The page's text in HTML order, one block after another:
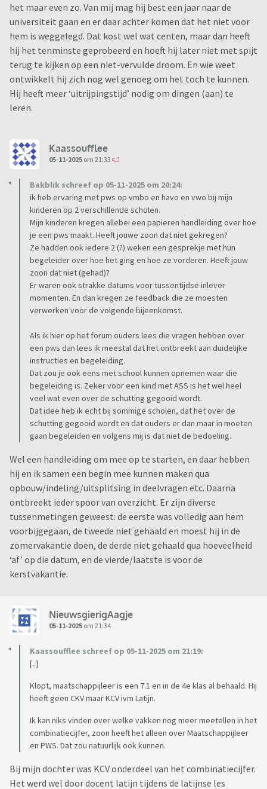
het maar even zo. Van mij mag hij best een jaar naar de
universiteit gaan en er daar achter komen dat het niet voor
hem is weggelegd. Dat kost wel wat centen, maar dan heeft
hij het tenminste geprobeerd en hoeft hij later niet met spijt
terug te kijken op een niet-vervulde droom. En wie weet
ontwikkelt hij zich nog wel genoeg om het toch te kunnen.
Hij heeft meer ‘uitrijpingstijd’ nodig om dingen (aan) te
leren.
Kaassoufflee
05-11-2025 om 21:33
Bakblik schreef op 05-11-2025 om 20:24:
ik heb ervaring met pws op vmbo en havo en vwo bij mijn
kinderen op 2 verschillende scholen.
Mijn kinderen kregen allebei een papieren handleiding over hoe
je een pws maakt. Heeft jouwe zoon dat niet gekregen?
Ze hadden ook iedere 2 (?) weken een gesprekje met hun
begeleider over hoe het ging en hoe ze vorderen. Heeft jouw
zoon dat niet (gehad)?
Er waren ook strakke datums voor tussentijdse inlever
momenten. En dan kregen ze feedback die ze moesten
verwerken voor de volgende bijeenkomst.
Als ik hier op het forum ouders lees die vragen hebben over
een pws dan lees ik meestal dat het ontbreekt aan duidelijke
instructies en begeleiding.
Dat zou je ook eens met school kunnen opnemen waar die
begeleiding is. Zeker voor een kind met ASS is het wel heel
veel wat even over de schutting gegooid wordt.
Dat idee heb ik echt bij sommige scholen, dat het over de
schutting gegooid wordt en dat ouders er dan maar in moeten
gaan begeleiden en volgens mij is dat niet de bedoeling.
Wel een handleiding om mee op te starten, en daar hebben
hij en ik samen een begin mee kunnen maken qua
opbouw/indeling/uitsplitsing in deelvragen etc. Daarna
ontbreekt ieder spoor van overzicht. Er zijn diverse
tussenmetingen geweest: de eerste was volledig aan hem
voorbijgegaan, de tweede niet gehaald en moest hij in de
zomervakantie doen, de derde niet gehaald qua hoeveelheid
‘af’ op die datum, en de vierde/laatste is voor de
kerstvakantie.
NieuwsgierigAagje
05-11-2025 om 21:34
Kaassoufflee schreef op 05-11-2025 om 21:19:
[..]
Klopt, maatschappijleer is een 7.1 en in de 4e klas al behaald. Hij
heeft geen CKV maar KCV ivm Latijn.
Ik kan niks vinden over welke vakken nog meer meetellen in het
combinatiecijfer, zoon heeft het alleen over Maatschappijleer
en PWS. Dat zou natuurlijk ook kunnen.
Bij mijn dochter was KCV onderdeel van het combinatiecijfer.
Het werd wel door docent latijn tijdens de latijnse les